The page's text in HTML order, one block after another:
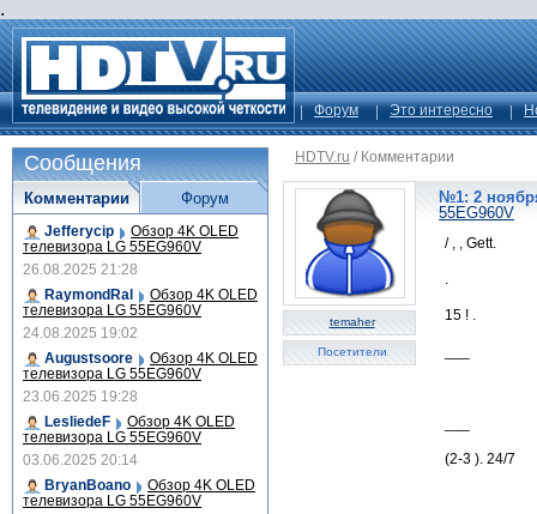
.
Форум Это интересно
HDTV.ru / Комментарии
temaher
Посетители
№1: 2
55EG960V
/ , , Gett.
.
15 ! .
(2-3 ). 24/7
Сообщения
Комментарии
Jefferycip Обзор 4K OLED
телевизора LG 55EG960V
26.08.2025 21:28
RaymondRal
Обзор 4K OLED
телевизора LG 55EG960V
24.08.2025 19:02
Augustsoore
Обзор 4K OLED
телевизора LG 55EG960V
23.06.2025 19:28
LesliedeF
Обзор 4K OLED
телевизора LG 55EG960V
03.06.2025 20:14
BryanBoano
Обзор 4K OLED
телевизора LG 55EG960V
Форум